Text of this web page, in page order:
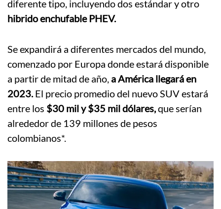
diferente tipo, incluyendo dos estándar y otro
hibrido enchufable PHEV.
Se expandirá a diferentes mercados del mundo,
comenzado por Europa donde estará disponible
a partir de mitad de año, a América llegará en
2023.El precio promedio del nuevo SUV estará
entre los $30 mil y $35 mil dólares,que serían
alrededor de 139 millones de pesos
colombianos*.